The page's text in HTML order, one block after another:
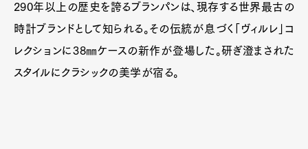
290年以上の歴史を誇るブランパンは、現存する世界最古の
時計ブランドとして知られる。その伝統が息づく「ヴィルレ」コ
レクションに38㎜ケースの新作が登場した。研ぎ澄まされた
スタイルにクラシックの美学が宿る。